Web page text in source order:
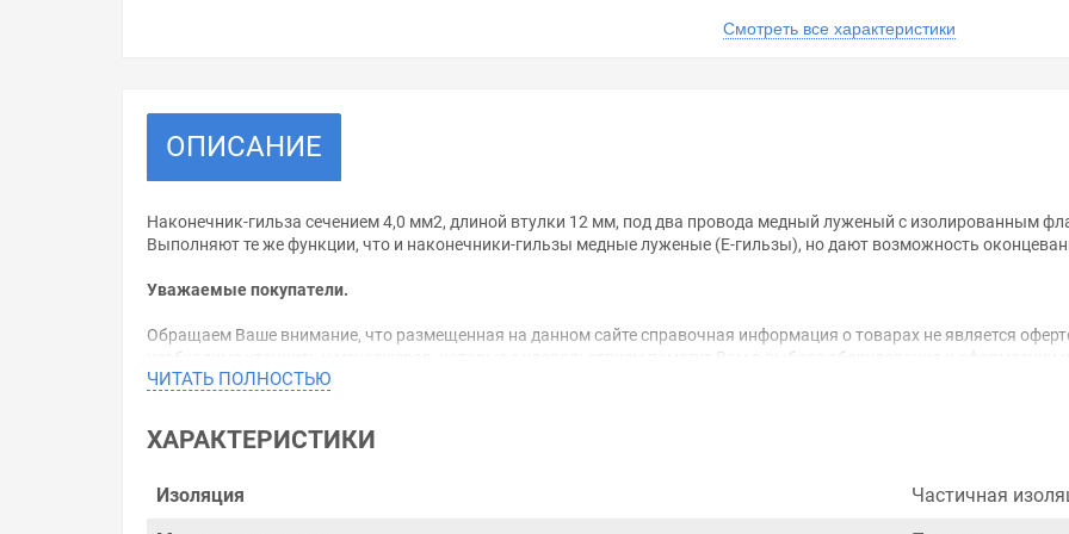
Смотреть все характеристики
ОПИСАНИЕ
Наконечник-гильза сечением 4,0 мм2, длиной втулки 12 мм, под два провода медный луженый с изолированным
Выполняют те же функции, что и наконечники-гильзы медные луженые (Е-гильзы), но дают возможность
Уважаемые покупатели.
Обращаем Ваше внимание, что размещенная на данном сайте справочная информация о товарах не является
необходимо уточнить у менеджеров, которые с удовольствием помогут Вам в выборе оборудования и оформлении
Цена на Наконечник кабельный НШвИ2 4,0-12 с изолированным фланцем серый НГИ2 (100шт) ИЭК , у нас всегда
позиций. На сайте можно найти как товары, пользующиеся повышенным спросом, так и то, что в других магазинах
ЧИТАТЬ ПОЛНОСТЬЮ
ХАРАКТЕРИСТИКИ
Изоляция
Частичная